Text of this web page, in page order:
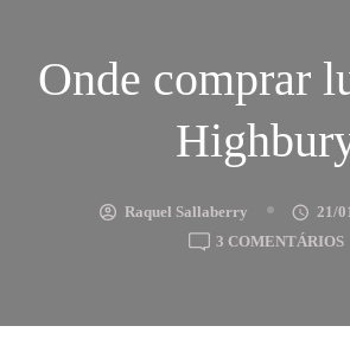
Onde comprar
Raquel Sallaberry
21/
3 COMENTÁRIOS